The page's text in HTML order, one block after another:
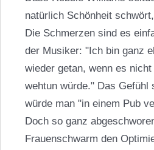
natürlich Schönheit
Die Schmerzen sind es
der Musiker: "Ich bin ganz
wieder getan, wenn es
wehtun würde." Das Gefühl
würde man "in einem Pub
Doch so ganz
Frauenschwarm den